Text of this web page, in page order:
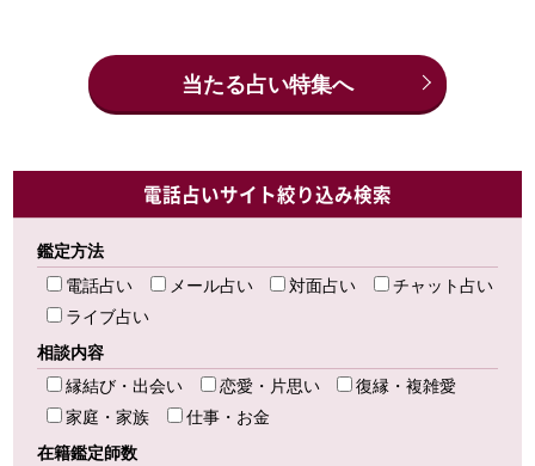
当たる占い特集へ
電話占いサイト絞り込み検索
鑑定方法
電話占い
メール占い 対面占い
チャット占い
ライブ占い
相談内容
縁結び・出会い
恋愛・片思い
復縁・複雑愛
家庭・家族
仕事・お金
在籍鑑定師数